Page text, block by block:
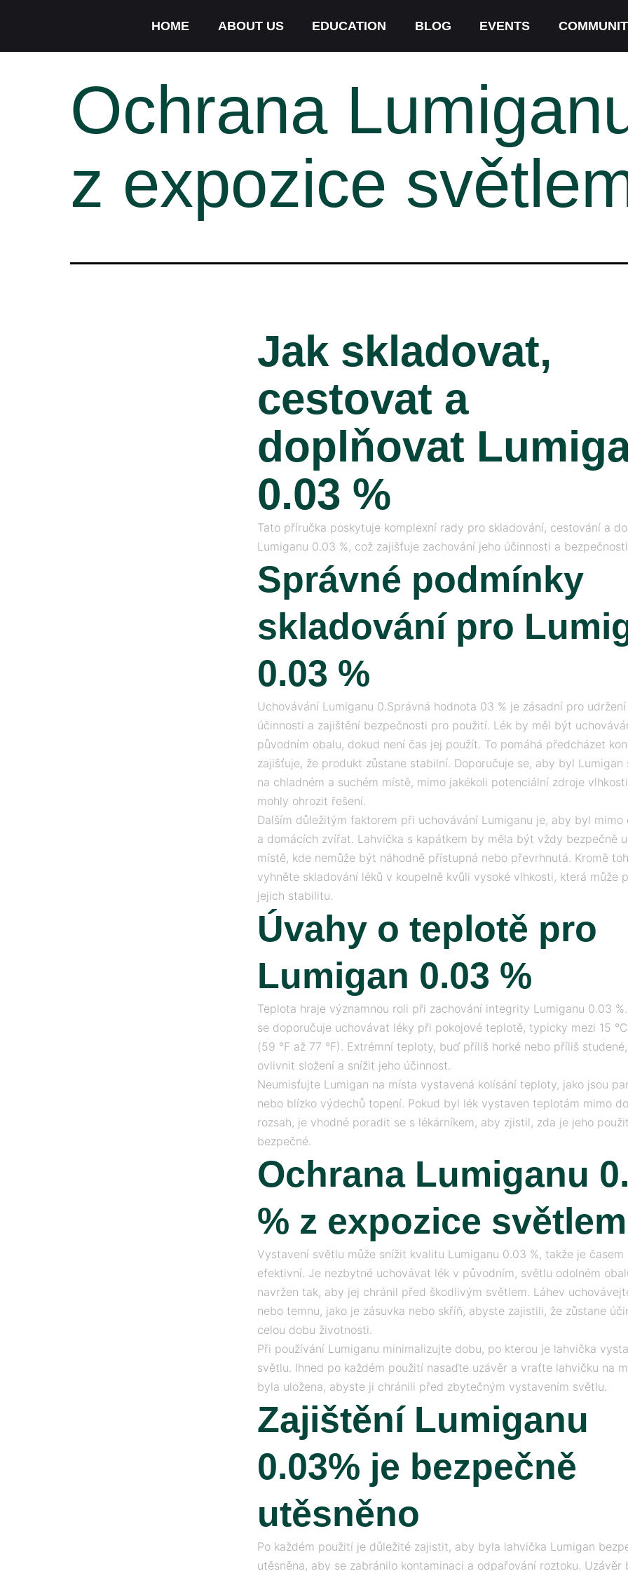
HOME ABOUT US EDUCATION BLOG EVENTS
Ochrana
z expozice
Jak skladovat,
cestovat a
doplňovat
0.03 %
Tato příručka poskytuje komplexní rady pro skladování, cestování a
Lumiganu 0.03 %, což zajišťuje zachování jeho účinnosti a
Správné podmínky
skladování pro
0.03 %
Uchovávání Lumiganu 0.Správná hodnota 03 % je zásadní pro
účinnosti a zajištění bezpečnosti pro použití. Lék by měl být
původním obalu, dokud není čas jej použít. To pomáhá předcházet
zajišťuje, že produkt zůstane stabilní. Doporučuje se, aby byl Lumigan
na chladném a suchém místě, mimo jakékoli potenciální zdroje
mohly ohrozit řešení.
Dalším důležitým faktorem při uchovávání Lumiganu je, aby byl mimo
a domácích zvířat. Lahvička s kapátkem by měla být vždy bezpečně
místě, kde nemůže být náhodně přístupná nebo převrhnutá. Kromě
vyhněte skladování léků v koupelně kvůli vysoké vlhkosti, která může
jejich stabilitu.
Úvahy o teplotě pro
Lumigan 0.03 %
Teplota hraje významnou roli při zachování integrity Lumiganu 0.03
se doporučuje uchovávat léky při pokojové teplotě, typicky mezi 15
(59 °F až 77 °F). Extrémní teploty, buď příliš horké nebo příliš
ovlivnit složení a snížit jeho účinnost.
Neumisťujte Lumigan na místa vystavená kolísání teploty, jako jsou
nebo blízko výdechů topení. Pokud byl lék vystaven teplotám mimo
rozsah, je vhodné poradit se s lékárníkem, aby zjistil, zda je jeho
bezpečné.
Ochrana Lumiganu
% z expozice světlem
Vystavení světlu může snížit kvalitu Lumiganu 0.03 %, takže je časem
efektivní. Je nezbytné uchovávat lék v původním, světlu odolném
navržen tak, aby jej chránil před škodlivým světlem. Láhev
nebo temnu, jako je zásuvka nebo skříň, abyste zajistili, že zůstane
celou dobu životnosti.
Při používání Lumiganu minimalizujte dobu, po kterou je lahvička
světlu. Ihned po každém použití nasaďte uzávěr a vraťte lahvičku na
byla uložena, abyste ji chránili před zbytečným vystavením světlu.
Zajištění Lumiganu
0.03% je bezpečně
utěsněno
Po každém použití je důležité zajistit, aby byla lahvička Lumigan
utěsněna, aby se zabránilo kontaminaci a odpařování roztoku. Uzávěr